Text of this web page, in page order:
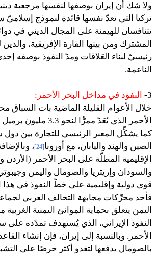
ولا شك أن إيران بوصفها لنفسها مرجعية
تركيا التي تعدّ نفسها قائدة لنموذج
تتنافسان للهيمنة على المجال الديني في
المشترك ومن بينها القارة الإفريقية،
رئيسيّ لبناء العَلاقات ومدّ النفوذ بوصفه
الناعمة.
3-
النفوذ في مداخل البحر الأحمر:
خلال الأعوام القليلة الماضية بات السباق
الأحمر الذي يُعَدّ ممرًّا
كما يشكِّل المعبر الرئيسي للتجارة بين دول
الصين والهند واليابان، مع أوروبا [24]
،
الإقليمية المطلّة على البحر الأحمر
والسودان وإريتريا والصومال واليمن
قوى دولية وإقليمية على خطّ النفوذ في هذا
فأحد محرِّكات مجابهة التحالف العربي
اليمن يتعلق بحماية الموانئ اليمنية
النفوذ الإيراني، الذي يُستهدف تمدّده على
الأحمر. وبالنسبة إلى إيران، فإن إنشاء
بالصومال يدفعها لتغدو أكثر حرصًا على